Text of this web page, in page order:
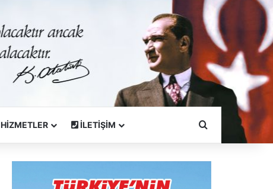
HİZMETLER İLETİŞİM Arama Yapın